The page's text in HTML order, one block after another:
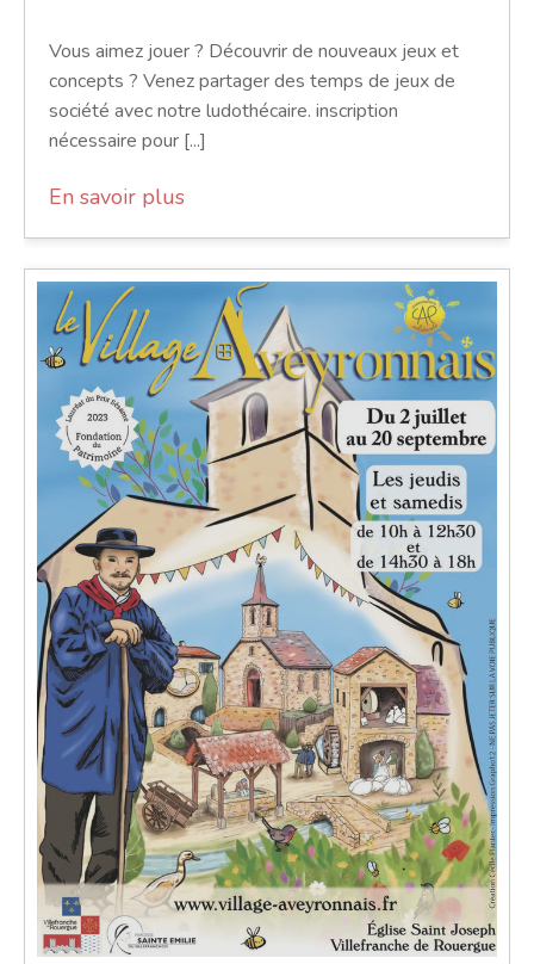
Vous aimez jouer ? Découvrir de nouveaux jeux et
concepts ? Venez partager des temps de jeux de
société avec notre ludothécaire. inscription
nécessaire pour [...]
En savoir plus